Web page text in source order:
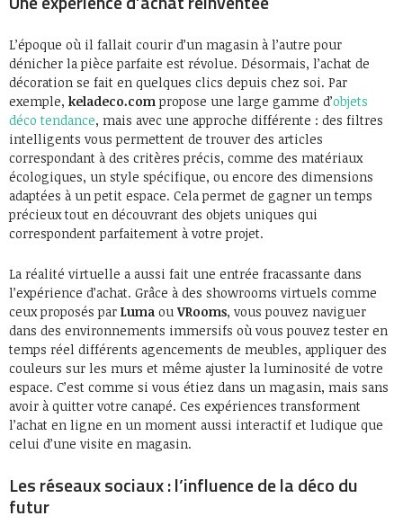
L’époque où il fallait courir d’un magasin à l’autre pour
dénicher la pièce parfaite est révolue. Désormais, l’achat de
décoration se fait en quelques clics depuis chez soi. Par
exemple, keladeco.compropose une large gamme d’objets
déco tendance, mais avec une approche différente : des filtres
intelligents vous permettent de trouver des articles
correspondant à des critères précis, comme des matériaux
écologiques, un style spécifique, ou encore des dimensions
adaptées à un petit espace. Cela permet de gagner un temps
précieux tout en découvrant des objets uniques qui
correspondent parfaitement à votre projet.
La réalité virtuelle a aussi fait une entrée fracassante dans
l’expérience d’achat. Grâce à des showrooms virtuels comme
ceux proposés par Luma ou VRooms, vous pouvez naviguer
dans des environnements immersifs où vous pouvez tester en
temps réel différents agencements de meubles, appliquer des
couleurs sur les murs et même ajuster la luminosité de votre
espace. C’est comme si vous étiez dans un magasin, mais sans
avoir à quitter votre canapé. Ces expériences transforment
l’achat en ligne en un moment aussi interactif et ludique que
celui d’une visite en magasin.
Les réseaux sociaux : l’influence de la déco du
futur